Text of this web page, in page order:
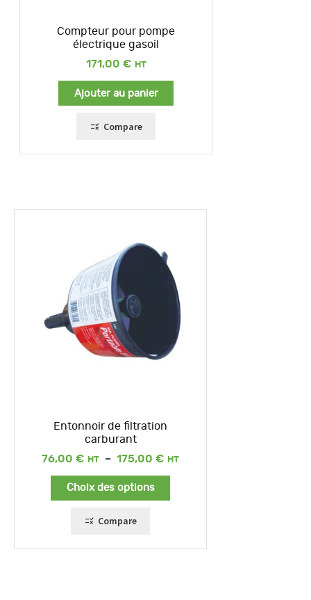
Compteur pour pompe
électrique gasoil
171,00 €
Ajouter au panier
Compare
Entonnoir de filtration
carburant
76,00 € – 175,00 €
Plage
Choix des options
Compare